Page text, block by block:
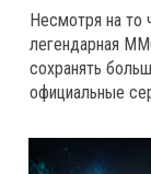
Несмотря на то
легендарная
сохранять
официальные